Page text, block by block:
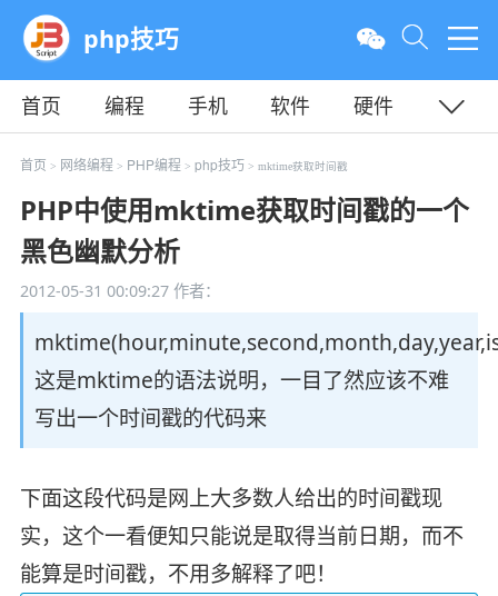
php技巧
首页 编程 手机 软件
硬件
教程
平面 服务器
首页 > 网络编程 > PHP编程 > php技巧 > mktime获取时间戳
PHP中使用mktime获取时间戳的一个
黑色幽默分析
2012-05-31 00:09:27作者：
这是mktime的语法说明，一目了然应该不难
写出一个时间戳的代码来
下面这段代码是网上大多数人给出的时间戳现
实，这个一看便知只能说是取得当前日期，而不
能算是时间戳，不用多解释了吧！